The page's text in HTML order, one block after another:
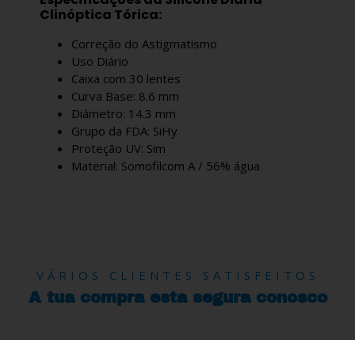
Clinóptica Tórica:
Correção do Astigmatismo
Uso Diário
Caixa com 30 lentes
Curva Base: 8.6 mm
Diámetro: 14.3 mm
Grupo da FDA: SiHy
Proteção UV: Sim
Material: Somofilcom A / 56% água
VÁRIOS CLIENTES SATISFEITOS
A tua compra esta segura conosco